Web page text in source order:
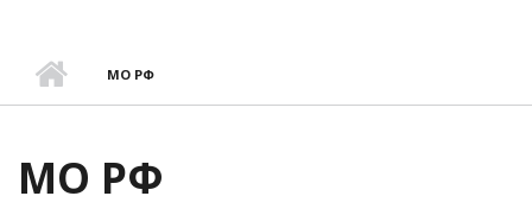
МО РФ
МО РФ